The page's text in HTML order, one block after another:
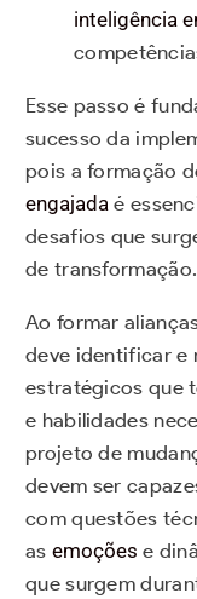
inteligência
Esse passo é
sucesso da
pois a formação
engajada é
desafios que
de transformação.
Ao formar
deve identificar e
estratégicos que
e habilidades
projeto de
devem ser
com questões
as emoções e
que surgem